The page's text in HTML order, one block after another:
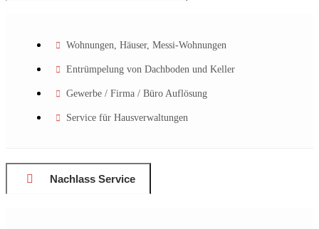
Wohnungen, Häuser, Messi-Wohnungen
Entrümpelung von Dachboden und Keller
Gewerbe / Firma / Büro Auflösung
Service für Hausverwaltungen
Nachlass Service